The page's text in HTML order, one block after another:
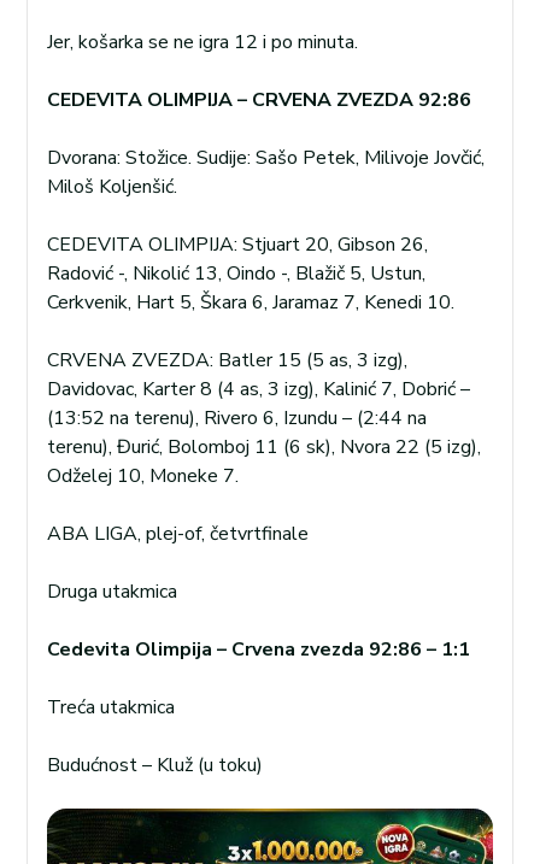
Jer, košarka se ne igra 12 i po minuta.
CEDEVITA OLIMPIJA – CRVENA ZVEZDA 92:86
Dvorana: Stožice. Sudije: Sašo Petek, Milivoje Jovčić,
Miloš Koljenšić.
CEDEVITA OLIMPIJA: Stjuart 20, Gibson 26,
Radović -, Nikolić 13, Oindo -, Blažič 5, Ustun,
Cerkvenik, Hart 5, Škara 6, Jaramaz 7, Kenedi 10.
CRVENA ZVEZDA: Batler 15 (5 as, 3 izg),
Davidovac, Karter 8 (4 as, 3 izg), Kalinić 7, Dobrić –
(13:52 na terenu), Rivero 6, Izundu – (2:44 na
terenu), Đurić, Bolomboj 11 (6 sk), Nvora 22 (5 izg),
Odželej 10, Moneke 7.
ABA LIGA, plej-of, četvrtfinale
Druga utakmica
Cedevita Olimpija – Crvena zvezda 92:86 – 1:1
Treća utakmica
Budućnost – Kluž (u toku)